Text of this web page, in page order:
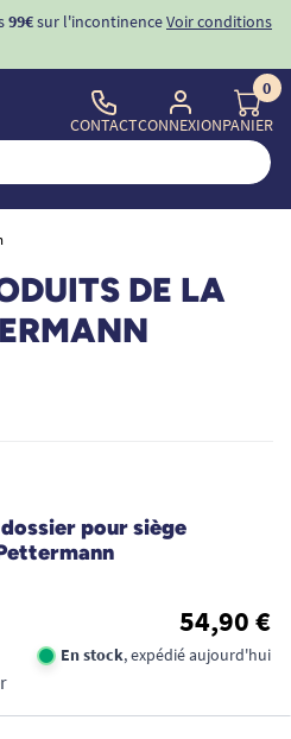
99€sur l'incontinenceVoir conditions
CONTACTCONNEXION
0
PANIER
DE LA
pour siège
54,90 €
En stock, expédié aujourd'hui